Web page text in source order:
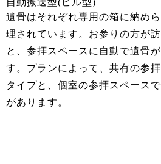
自動搬送型(ビル型)
遺骨はそれぞれ専用の箱に納め
理されています。お参りの方が
と、参拝スペースに自動で遺骨
す。プランによって、共有の参
タイプと、個室の参拝スペース
があります。